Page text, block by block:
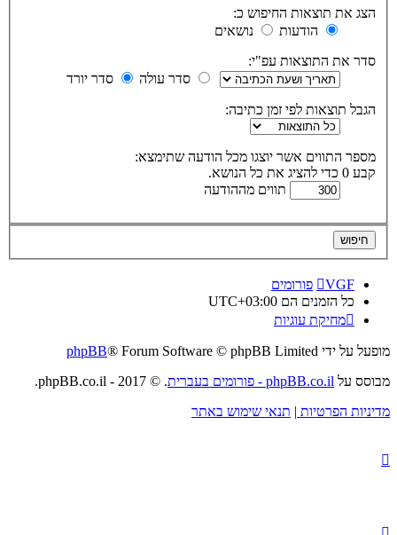
הצג את תוצאות החיפוש כ:
הודעות
נושאים
סדר את התוצאות עפ"י:
סדר עולה
סדר יורד
הגבל תוצאות לפי זמן כתיבה:
מספר התווים אשר יוצגו מכל הודעה שתימצא:
קבע 0 כדי להציג את כל הנושא.
תווים מההודעה
VGF
פורומים
כל הזמנים הם UTC+03:00
מחיקת עוגיות
מופעל על ידי phpBB® Forum Software © phpBB Limited
מבוסס על phpBB.co.il - פורומים בעברית
. © 2017 - phpBB.co.il.
מדיניות הפרטיות | תנאי שימוש באתר